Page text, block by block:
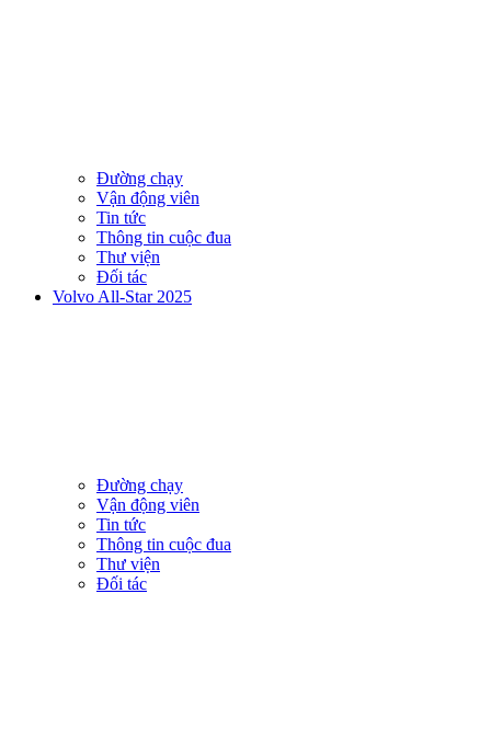
Đường chạy
Vận động viên
Tin tức
Thông tin cuộc đua
Thư viện
Đối tác
Volvo All-Star 2025
Đường chạy
Vận động viên
Tin tức
Thông tin cuộc đua
Thư viện
Đối tác